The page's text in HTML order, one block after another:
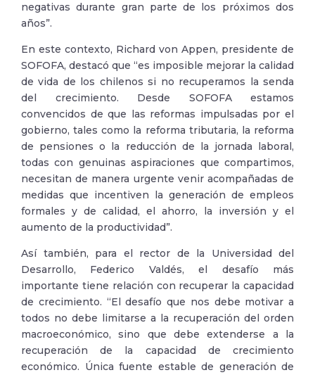
negativas durante gran parte de los próximos dos
años”.
En este contexto, Richard von Appen, presidente de
SOFOFA, destacó que “es imposible mejorar la calidad
de vida de los chilenos si no recuperamos la senda
del crecimiento. Desde SOFOFA estamos
convencidos de que las reformas impulsadas por el
gobierno, tales como la reforma tributaria, la reforma
de pensiones o la reducción de la jornada laboral,
todas con genuinas aspiraciones que compartimos,
necesitan de manera urgente venir acompañadas de
medidas que incentiven la generación de empleos
formales y de calidad, el ahorro, la inversión y el
aumento de la productividad”.
Así también, para el rector de la Universidad del
Desarrollo, Federico Valdés, el desafío más
importante tiene relación con recuperar la capacidad
de crecimiento. “El desafío que nos debe motivar a
todos no debe limitarse a la recuperación del orden
macroeconómico, sino que debe extenderse a la
recuperación de la capacidad de crecimiento
económico. Única fuente estable de generación de